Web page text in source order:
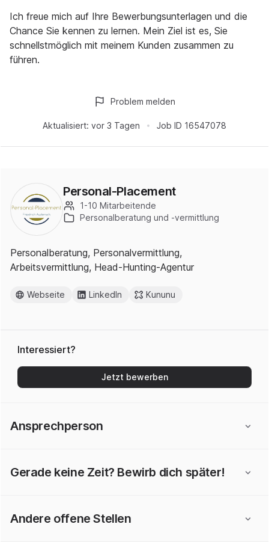
Ich freue mich auf Ihre Bewerbungsunterlagen und die
Chance Sie kennen zu lernen. Mein Ziel ist es, Sie
schnellstmöglich mit meinem Kunden zusammen zu
führen.
Aktualisiert: vor 3 Tagen Job ID 16547078
Problem melden
Personal-Placement
1-10 Mitarbeitende
Personalberatung und -vermittlung
Personalberatung, Personalvermittlung,
Arbeitsvermittlung, Head-Hunting-Agentur
Webseite LinkedIn Kununu
Interessiert?
Jetzt bewerben
Ansprechperson
Gerade keine Zeit? Bewirb dich später!
Andere offene Stellen